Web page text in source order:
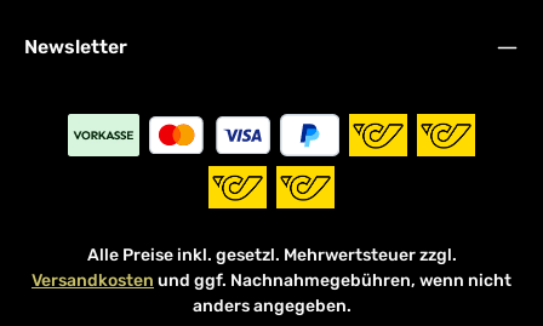
Newsletter
Alle Preise inkl. gesetzl. Mehrwertsteuer zzgl.
Versandkosten und ggf. Nachnahmegebühren, wenn nicht
anders angegeben.